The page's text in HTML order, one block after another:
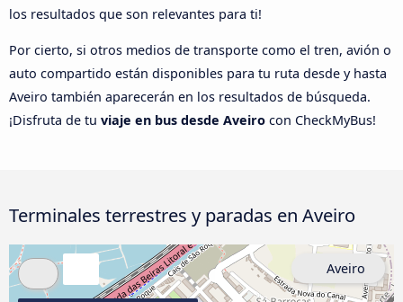
los resultados que son relevantes para ti!
Por cierto, si otros medios de transporte como el tren, avión o
auto compartido están disponibles para tu ruta desde y hasta
Aveiro también aparecerán en los resultados de búsqueda.
¡Disfruta de tu viaje en bus desde Aveiro con CheckMyBus!
Terminales terrestres y paradas en Aveiro
Aveiro